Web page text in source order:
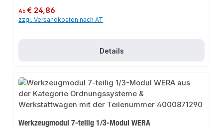
Regulärer Preis:
Ab€ 24,86
zzgl. Versandkosten nach AT
Details
Werkzeugmodul 7-teilig 1/3-Modul WERA